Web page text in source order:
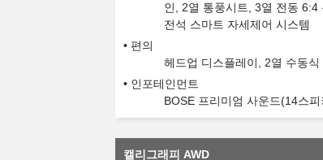
인, 2열 통풍시트, 3열 전동
전석 스마트 자세제어 시스템
편의
헤드업 디스플레이, 2열 수동
인포테인먼트
BOSE 프리미엄 사운드(14스
캘리그래피 AWD